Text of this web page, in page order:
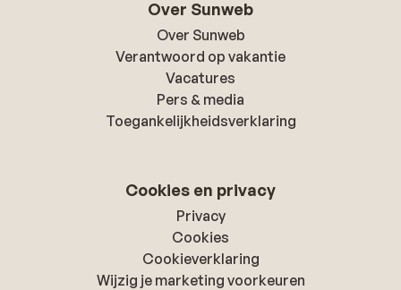
Over Sunweb
Over Sunweb
Verantwoord op vakantie
Vacatures
Pers & media
Toegankelijkheidsverklaring
Cookies en privacy
Privacy
Cookies
Cookieverklaring
Wijzig je marketing voorkeuren